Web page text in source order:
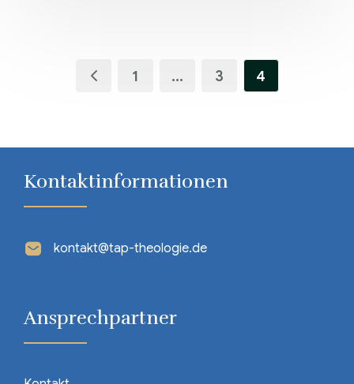
1 … 3 4
Kontaktinformationen
kontakt@tap-theologie.de
Ansprechpartner